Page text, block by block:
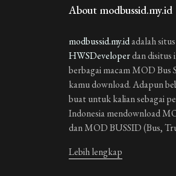
About modbussid.my.id
modbussid.my.idadalah
HWSDeveloperdan disitus
berbagai macam MOD Bus
kamu download. Adapun
buat untuk kalian sebagai
Indonesia mendownload
dan MOD BUSSID (Bus,
Lebih lengkap